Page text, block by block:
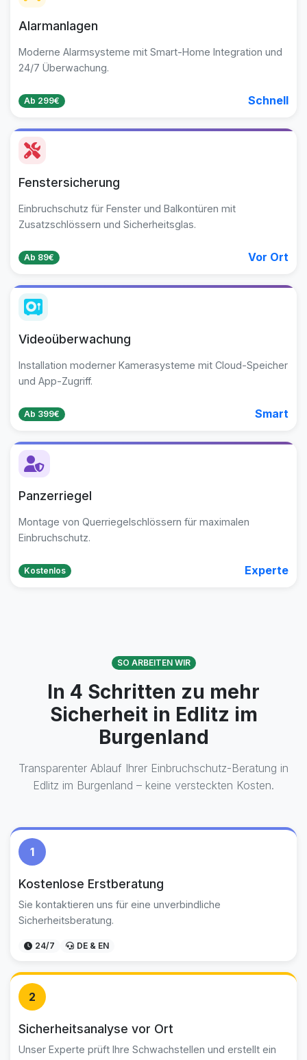
Alarmanlagen
Moderne Alarmsysteme mit Smart-Home Integration und
24/7 Überwachung.
Ab 299€ Schnell
Fenstersicherung
Einbruchschutz für Fenster und Balkontüren mit
Zusatzschlössern und Sicherheitsglas.
Ab 89€ Vor Ort
Videoüberwachung
Installation moderner Kamerasysteme mit Cloud-Speicher
und App-Zugriff.
Ab 399€ Smart
Panzerriegel
Montage von Querriegelschlössern für maximalen
Einbruchschutz.
Kostenlos Experte
SO ARBEITEN WIR
In 4 Schritten zu mehr
Sicherheit in Edlitz im
Burgenland
Transparenter Ablauf Ihrer Einbruchschutz-Beratung in
Edlitz im Burgenland – keine versteckten Kosten.
1
Kostenlose Erstberatung
Sie kontaktieren uns für eine unverbindliche
Sicherheitsberatung.
24/7 DE & EN
2
Sicherheitsanalyse vor Ort
Unser Experte prüft Ihre Schwachstellen und erstellt ein